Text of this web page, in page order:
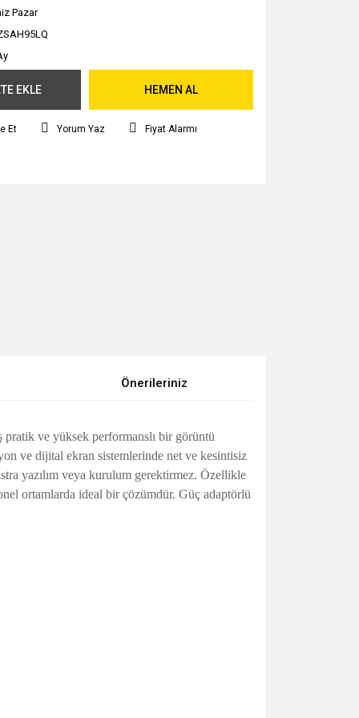
Pazar
EKLE HEMEN AL
Et Yorum Yaz Fiyat Alarmı
Önerileriniz
pratik ve yüksek performanslı bir görüntü
ve dijital ekran sistemlerinde net ve kesintisiz
yazılım veya kurulum gerektirmez. Özellikle
ortamlarda ideal bir çözümdür. Güç adaptörlü